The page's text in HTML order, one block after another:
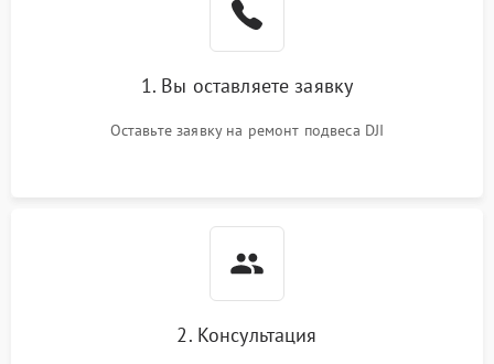
1. Вы оставляете заявку
Оставьте заявку на ремонт подвеса DJI
2. Консультация